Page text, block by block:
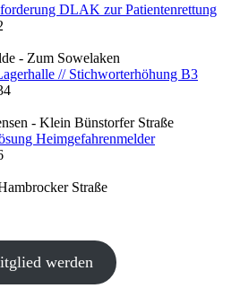
DLAK zur Patientenrettung
- Zum Sowelaken
// Stichworterhöhung B3
- Klein Bünstorfer Straße
Heimgefahrenmelder
Straße
werden